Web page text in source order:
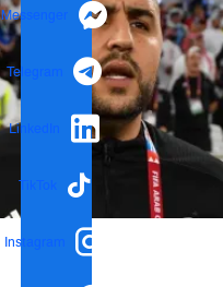
Messenger
Telegram
LinkedIn
TikTok
Instagram